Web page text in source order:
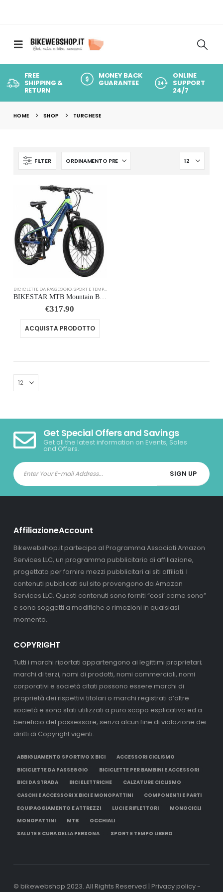
FREE
SHIPPING &
RETURN
MONEY BACK
GUARANTEE
ONLINE
SUPPORT
24/7
HOME SHOP TURCHESE
FILTER
BICICLETTE DA PASSEGGIO,SPORT E TEMPO LIBERO
BIKESTAR MTB Mountain Bike Alluminio per Bambini 6-9 Anni | Bicicletta 20 Pollici 7 velocità Shimano, Hardtail, Freni a Disco, sospensioni | Blu Verde
€317.90
ACQUISTA PRODOTTO
Get Special Offers and Savings
Get all the latest information on Events, Sales
and Offers.
AffiliazioneAccount
Bikewebshop.it partecipa al Programma Associati Amazon
Services LLC, un programma pubblicitario di affiliazione,
progettato per fornire mezzi pubblicitari ai siti affiliati. I
contenuti pubblicati sul sito provengono da Amazon
Services LLC. Questi contenuti sono forniti “cosi’ come sono”
e sono soggetti a modifiche o rimozioni in qualsiasi
momento.
COPYRIGHT
Tutti i marchi riportati appartengono ai legittimi proprietari;
marchi di terzi, nomi di prodotti, nomi commerciali, nomi
corporativi e società citati possono essere marchi di
proprietà dei rispettivi titolari o marchi registrati d’altre
società e sono stati utilizzati a puro scopo esplicativo ed a
beneficio del possessore, senza alcun fine di violazione dei
diritti di Copyright vigenti.
ABBIGLIAMENTO SPORTIVO X BICI
ACCESSORI CICLISMO
BICICLETTE DA PASSEGGIO
BICICLETTE PER BAMBINI E ACCESSORI
BICI DA STRADA
BICI ELETTRICHE
CALZATURE CICLISMO
CASCHI E ACCESSORI X BICI E MONOPATTINI
COMPONENTI E PARTI
EQUIPAGGIAMENTO E ATTREZZI
LUCI E RIFLETTORI
MONOCICLI
MONOPATTINI
MTB
OCCHIALI
SALUTE E CURA DELLA PERSONA
SPORT E TEMPO LIBERO
© bikewebshop 2023. All Rights Reserved | Privacy policy -